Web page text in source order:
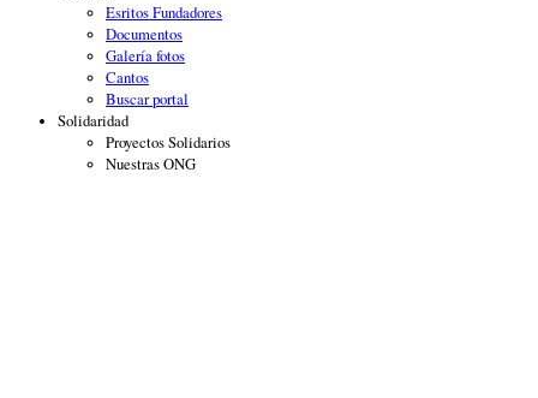
Esritos Fundadores
Documentos
Galería fotos
Cantos
Buscar portal
Solidaridad
Proyectos Solidarios
Nuestras ONG